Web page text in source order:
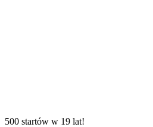
500 startów w 19 lat!